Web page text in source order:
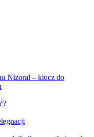
Nizoral – klucz do